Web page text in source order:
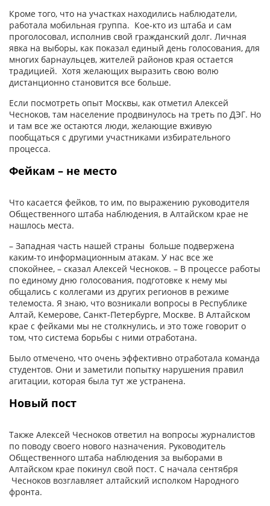
Кроме того, что на участках находились наблюдатели,
работала мобильная группа. Кое-кто из штаба и сам
проголосовал, исполнив свой гражданский долг. Личная
явка на выборы, как показал единый день голосования, для
многих барнаульцев, жителей районов края остается
традицией. Хотя желающих выразить свою волю
дистанционно становится все больше.
Если посмотреть опыт Москвы, как отметил Алексей
Чесноков, там население продвинулось на треть по ДЭГ. Но
и там все же остаются люди, желающие вживую
пообщаться с другими участниками избирательного
процесса.
Фейкам – не место
Что касается фейков, то им, по выражению руководителя
Общественного штаба наблюдения, в Алтайском крае не
нашлось места.
– Западная часть нашей страны больше подвержена
каким-то информационным атакам. У нас все же
спокойнее, – сказал Алексей Чесноков. – В процессе работы
по единому дню голосования, подготовке к нему мы
общались с коллегами из других регионов в режиме
телемоста. Я знаю, что возникали вопросы в Республике
Алтай, Кемерове, Санкт-Петербурге, Москве. В Алтайском
крае с фейками мы не столкнулись, и это тоже говорит о
том, что система борьбы с ними отработана.
Было отмечено, что очень эффективно отработала команда
студентов. Они и заметили попытку нарушения правил
агитации, которая была тут же устранена.
Новый пост
Также Алексей Чесноков ответил на вопросы журналистов
по поводу своего нового назначения. Руководитель
Общественного штаба наблюдения за выборами в
Алтайском крае покинул свой пост. С начала сентября
Чесноков возглавляет алтайский исполком Народного
фронта.